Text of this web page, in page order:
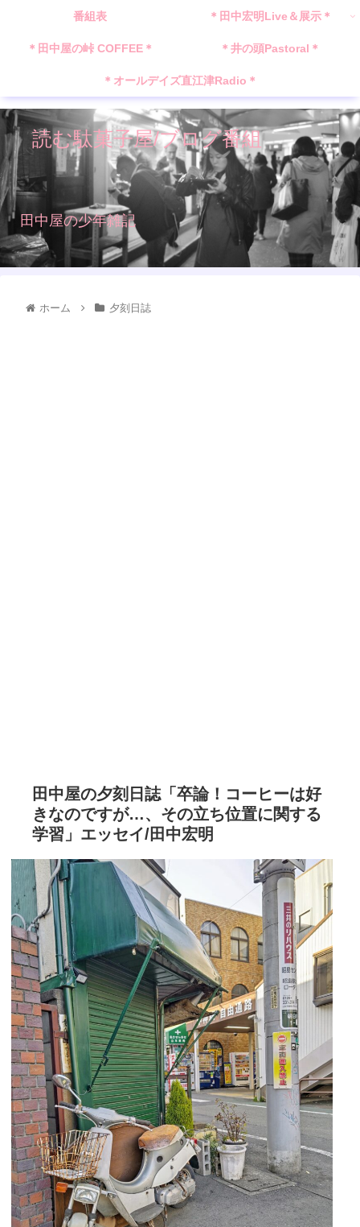
読む駄菓子屋/ブログ番組
田中屋の少年雑記
番組表 ＊田中宏明Live＆展示＊
＊田中屋の峠 COFFEE＊ ＊井の頭Pastoral＊
＊オールデイズ直江津Radio＊
ホーム 夕刻日誌
田中屋の夕刻日誌「卒論！コーヒーは好
きなのですが…、その立ち位置に関する
学習」エッセイ/田中宏明